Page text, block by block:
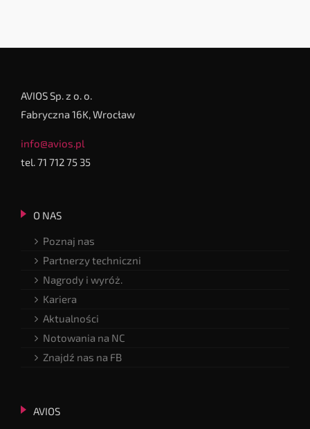
AVIOS Sp. z o. o.
Fabryczna 16K, Wrocław
info@avios.pl
tel. 71 712 75 35
O NAS
Poznaj nas
Partnerzy techniczni
Nagrody i wyróż.
Kariera
Aktualności
Notowania na NC
Znajdź nas na FB
AVIOS